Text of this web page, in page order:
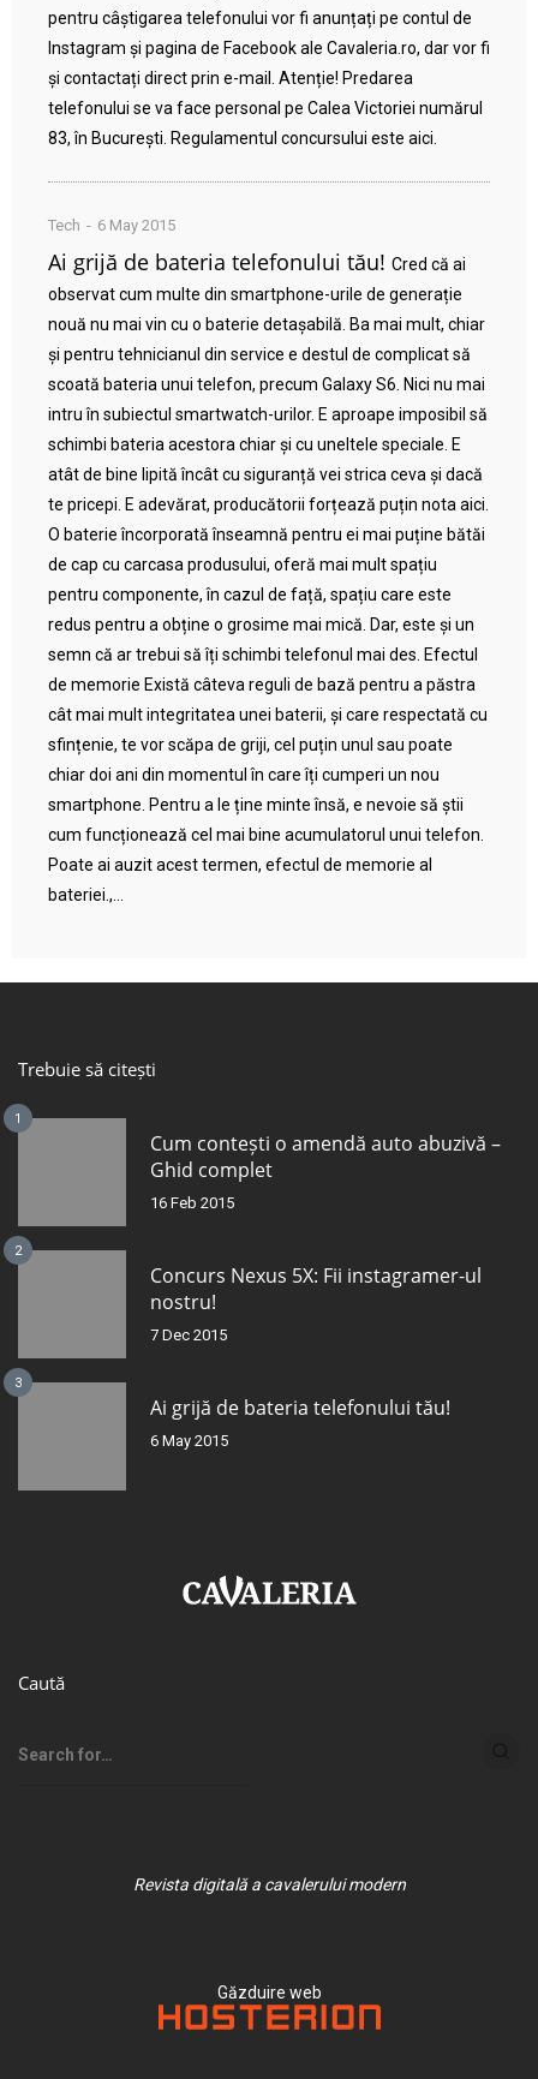
pentru câștigarea telefonului vor fi anunțați pe contul de
Instagram și pagina de Facebook ale Cavaleria.ro, dar vor fi
și contactați direct prin e-mail. Atenție! Predarea
telefonului se va face personal pe Calea Victoriei numărul
83, în București. Regulamentul concursului este aici.
Tech 6 May 2015
Ai grijă de bateria telefonului tău! Cred că ai
observat cum multe din smartphone-urile de generație
nouă nu mai vin cu o baterie detașabilă. Ba mai mult, chiar
și pentru tehnicianul din service e destul de complicat să
scoată bateria unui telefon, precum Galaxy S6. Nici nu mai
intru în subiectul smartwatch-urilor. E aproape imposibil să
schimbi bateria acestora chiar și cu uneltele speciale. E
atât de bine lipită încât cu siguranță vei strica ceva și dacă
te pricepi. E adevărat, producătorii forțează puțin nota aici.
O baterie încorporată înseamnă pentru ei mai puține bătăi
de cap cu carcasa produsului, oferă mai mult spațiu
pentru componente, în cazul de față, spațiu care este
redus pentru a obține o grosime mai mică. Dar, este și un
semn că ar trebui să îți schimbi telefonul mai des. Efectul
de memorie Există câteva reguli de bază pentru a păstra
cât mai mult integritatea unei baterii, și care respectată cu
sfințenie, te vor scăpa de griji, cel puțin unul sau poate
chiar doi ani din momentul în care îți cumperi un nou
smartphone. Pentru a le ține minte însă, e nevoie să știi
cum funcționează cel mai bine acumulatorul unui telefon.
Poate ai auzit acest termen, efectul de memorie al
bateriei.,...
Trebuie să citești
1
Cum contești o amendă auto abuzivă –
Ghid complet
16 Feb 2015
2
Concurs Nexus 5X: Fii instagramer-ul
nostru!
7 Dec 2015
3
Ai grijă de bateria telefonului tău!
6 May 2015
Caută
Revista digitală a cavalerului modern
Găzduire web